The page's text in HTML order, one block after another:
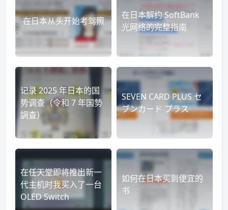
在日本从头开始考驾照
在日本解约 SoftBank
光网络的完整指南
记录 2025 年日本的国
势调查（令和 7 年国勢
調査）
SEVEN CARD PLUS セ
ブンカード プラス
在任天堂即将推出新一
代主机时我买入了一台
OLED Switch
如何在日本买到便宜的
书